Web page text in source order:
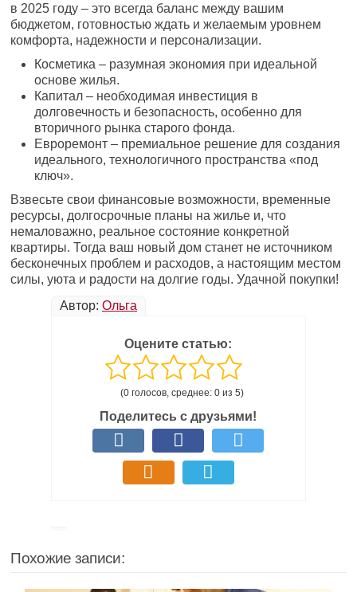
в 2025 году – это всегда баланс между вашим
бюджетом, готовностью ждать и желаемым уровнем
комфорта, надежности и персонализации.
Косметика – разумная экономия при идеальной
основе жилья.
Капитал – необходимая инвестиция в
долговечность и безопасность, особенно для
вторичного рынка старого фонда.
Евроремонт – премиальное решение для создания
идеального, технологичного пространства «под
ключ».
Взвесьте свои финансовые возможности, временные
ресурсы, долгосрочные планы на жилье и, что
немаловажно, реальное состояние конкретной
квартиры. Тогда ваш новый дом станет не источником
бесконечных проблем и расходов, а настоящим местом
силы, уюта и радости на долгие годы. Удачной покупки!
Автор: Ольга
Оцените статью:
(0 голосов, среднее: 0 из 5)
Поделитесь с друзьями!
Похожие записи: